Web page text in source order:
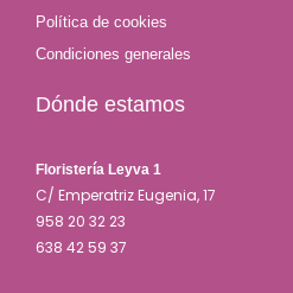
Política de cookies
Condiciones generales
Dónde estamos
Floristería Leyva 1
C/ Emperatriz Eugenia, 17
958 20 32 23
638 42 59 37